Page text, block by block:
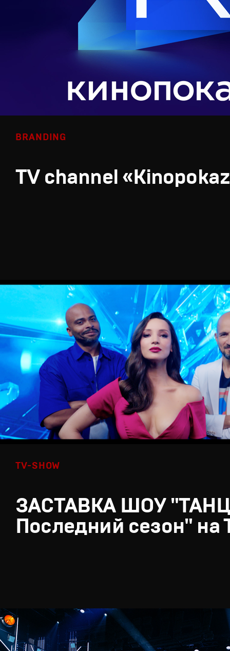
BRANDING
TV channel
TV-SHOW
ЗАСТАВКА ШОУ
Последний сезон" на